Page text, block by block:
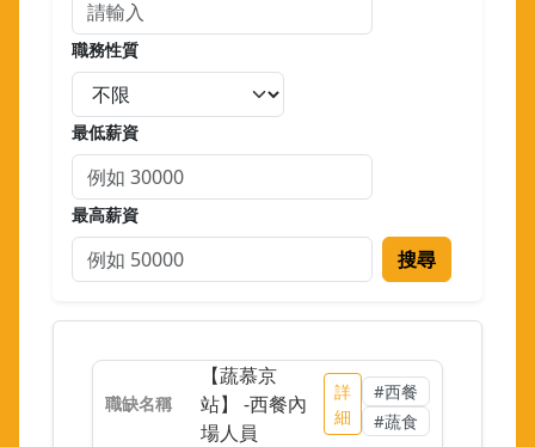
職務性質
最低薪資
最高薪資
搜尋
【蔬慕京
站】 -西餐內
場人員
詳
細
#西餐
#蔬食